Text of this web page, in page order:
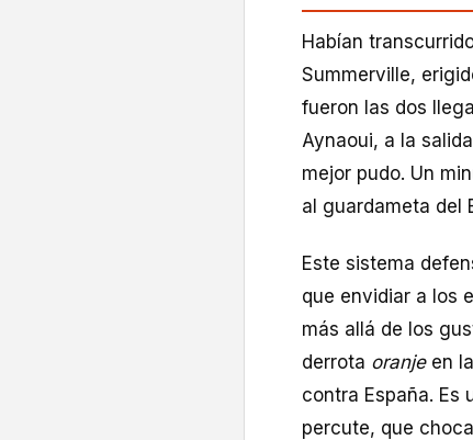
Habían
Summerville,
fueron las dos
Aynaoui, a la
mejor pudo. Un
al guardameta del
Este sistema
que envidiar a los
más allá de los
derrota oranjeen
contra España. Es
percute, que